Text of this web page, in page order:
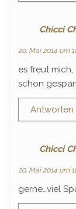
Chicci
20. Mai 2014 um
es freut
schon
Antworten
Chicci
20. Mai 2014 um
gerne…viel